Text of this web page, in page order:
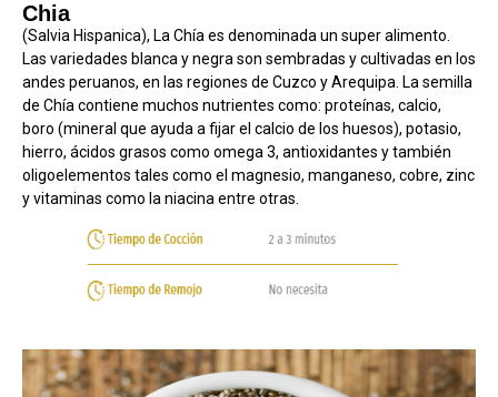
Chia
(Salvia Hispanica), La Chía es denominada un super alimento.
Las variedades blanca y negra son sembradas y cultivadas en los
andes peruanos, en las regiones de Cuzco y Arequipa. La semilla
de Chía contiene muchos nutrientes como: proteínas, calcio,
boro (mineral que ayuda a fijar el calcio de los huesos), potasio,
hierro, ácidos grasos como omega 3, antioxidantes y también
oligoelementos tales como el magnesio, manganeso, cobre, zinc
y vitaminas como la niacina entre otras.